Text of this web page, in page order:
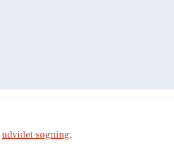
udvidet søgning.